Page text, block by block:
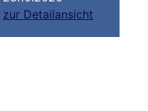
zur Detailansicht